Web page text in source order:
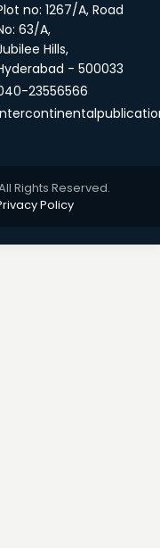
no: 1267/A, Road
63/A,
Hills,
- 500033
23556566
Rights Reserved.
Policy